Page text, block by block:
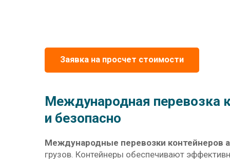
Заявка на просчет стоимости
Международная перевозка
и безопасно
Международные перевозки контейнеров
грузов. Контейнеры обеспечивают